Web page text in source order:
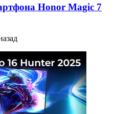
Honor Magic 7